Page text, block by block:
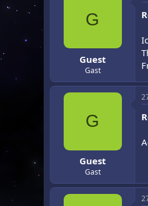
G
Guest
Gast
G
Guest
Gast